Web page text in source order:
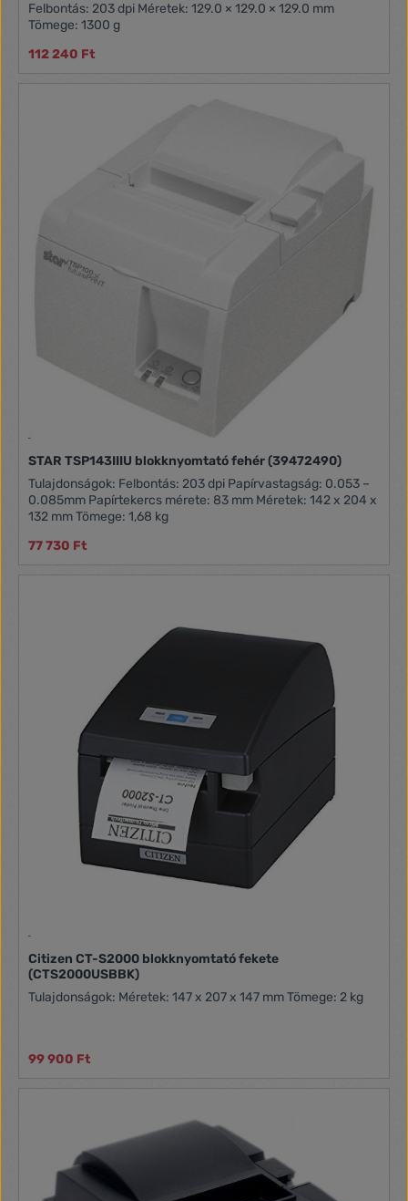
Felbontás: 203 dpi Méretek: 129.0 × 129.0 × 129.0 mm
Tömege: 1300 g
112 240 Ft
STAR TSP143IIIU blokknyomtató fehér (39472490)
Tulajdonságok: Felbontás: 203 dpi Papírvastagság: 0.053 –
0.085mm Papírtekercs mérete: 83 mm Méretek: 142 x 204 x
132 mm Tömege: 1,68 kg
77 730 Ft
Citizen CT-S2000 blokknyomtató fekete
(CTS2000USBBK)
Tulajdonságok: Méretek: 147 x 207 x 147 mm Tömege: 2 kg
99 900 Ft